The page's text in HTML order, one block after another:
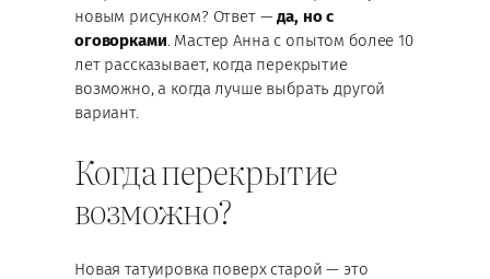
новым рисунком? Ответ —да, но с
оговорками. Мастер Анна с опытом более 10
лет рассказывает, когда перекрытие
возможно, а когда лучше выбрать другой
вариант.
Когда перекрытие
возможно?
Новая татуировка поверх старой — это